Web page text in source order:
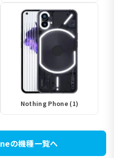
Nothing Phone (1)
の機種一覧へ